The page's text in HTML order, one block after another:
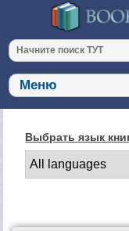
Выбрать язык